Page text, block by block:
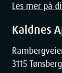
Les mer på
Kaldnes
3115 Tønsberg